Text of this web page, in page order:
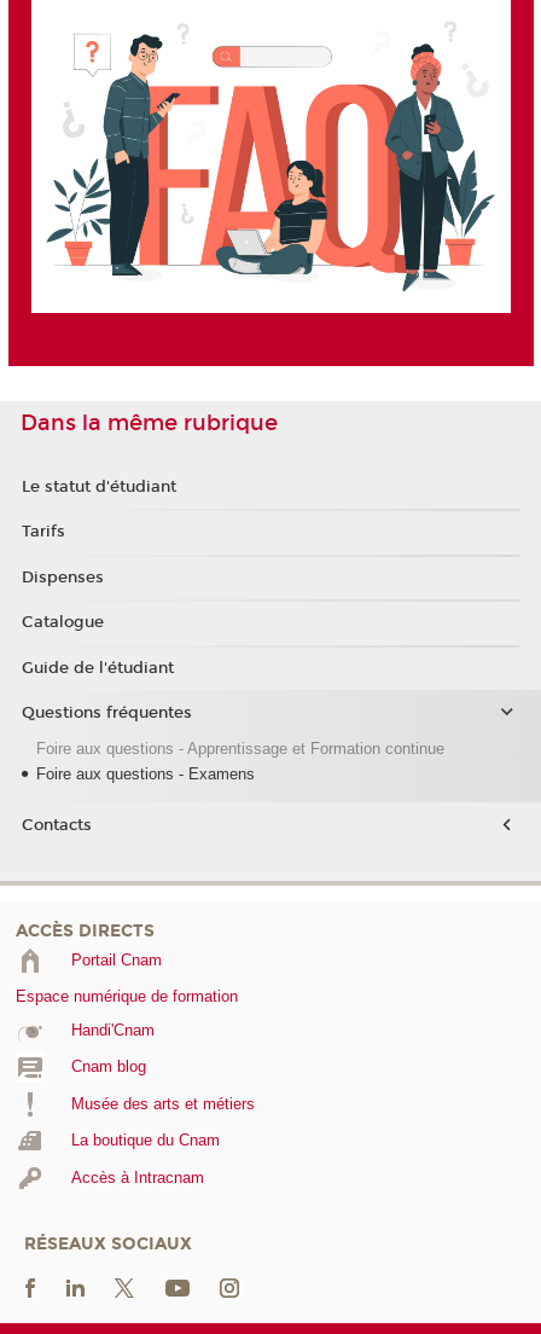
Dans la même rubrique
Le statut d'étudiant
Tarifs
Dispenses
Catalogue
Guide de l'étudiant
Questions fréquentes
Foire aux questions - Apprentissage et Formation continue
Foire aux questions - Examens
Contacts
ACCÈS DIRECTS
Portail Cnam
Espace numérique de formation
Handi'Cnam
Cnam blog
Musée des arts et métiers
La boutique du Cnam
Accès à Intracnam
RÉSEAUX SOCIAUX